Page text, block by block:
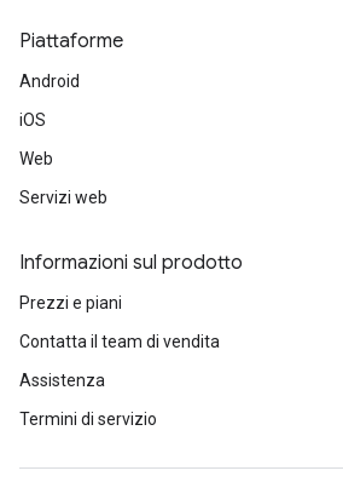
Piattaforme
Android
iOS
Web
Servizi web
Informazioni sul prodotto
Prezzi e piani
Contatta il team di vendita
Assistenza
Termini di servizio